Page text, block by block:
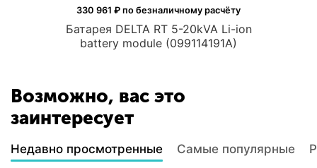
Батарея DELTA RT 5-20kVA Li-ion
battery module (099114191A)
330 961 ₽ по безналичному расчёту
Возможно, вас это
заинтересует
Недавно просмотренные Самые популярные